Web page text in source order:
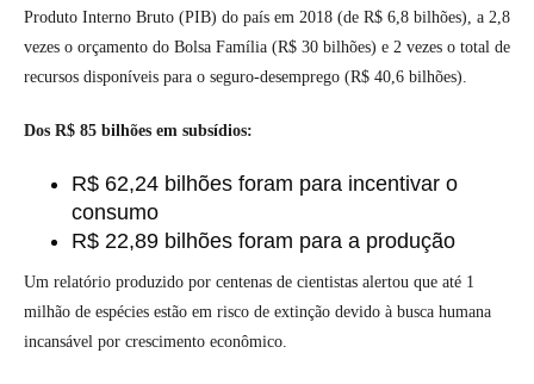
Produto Interno Bruto (PIB) do país em 2018 (de R$ 6,8 bilhões), a 2,8
vezes o orçamento do Bolsa Família (R$ 30 bilhões) e 2 vezes o total de
recursos disponíveis para o seguro-desemprego (R$ 40,6 bilhões).
Dos R$ 85 bilhões em subsídios:
R$ 62,24 bilhões foram para incentivar o
consumo
R$ 22,89 bilhões foram para a produção
Um relatório produzido por centenas de cientistas alertou que até 1
milhão de espécies estão em risco de extinção devido à busca humana
incansável por crescimento econômico.